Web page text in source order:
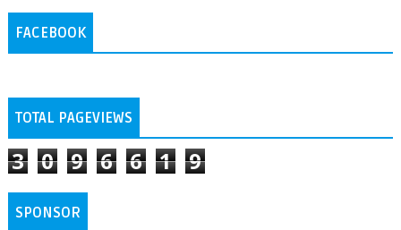
FACEBOOK
TOTAL PAGEVIEWS
3 0 9 6 6 1 9
SPONSOR